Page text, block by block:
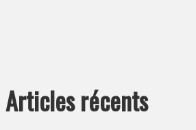
Articles récents